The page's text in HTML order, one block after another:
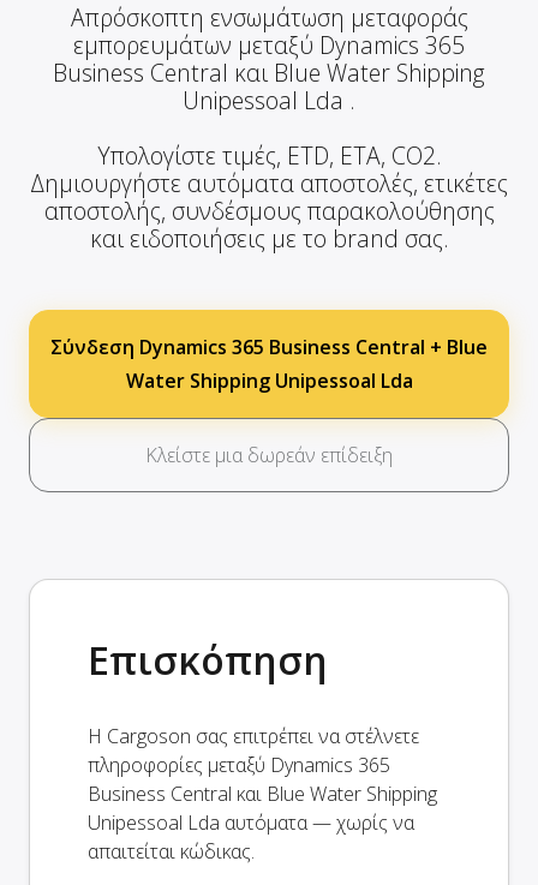
Απρόσκοπτη ενσωμάτωση μεταφοράς
εμπορευμάτων μεταξύ Dynamics 365
Business Central και Blue Water Shipping
Unipessoal Lda .
Υπολογίστε τιμές, ETD, ETA, CO2.
Δημιουργήστε αυτόματα αποστολές, ετικέτες
αποστολής, συνδέσμους παρακολούθησης
και ειδοποιήσεις με το brand σας.
Σύνδεση Dynamics 365 Business Central + Blue
Water Shipping Unipessoal Lda
Κλείστε μια δωρεάν επίδειξη
Επισκόπηση
Η Cargoson σας επιτρέπει να στέλνετε
πληροφορίες μεταξύ Dynamics 365
Business Central και Blue Water Shipping
Unipessoal Lda αυτόματα — χωρίς να
απαιτείται κώδικας.